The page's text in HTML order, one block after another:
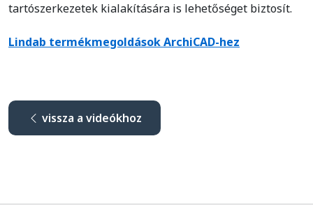
tartószerkezetek kialakítására is lehetőséget biztosít.
Lindab termékmegoldások ArchiCAD-hez
vissza a videókhoz